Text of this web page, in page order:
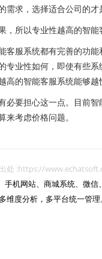
求，选择适合公司的才
以专业性越高的智能
系统都有完善的功能
业性如何，即使有些
的智能客服系统能够越
担心这一点。目前智
考虑价格问题。
处 :https://
机网站、商城系统、微
度分析，多平台统一管理。